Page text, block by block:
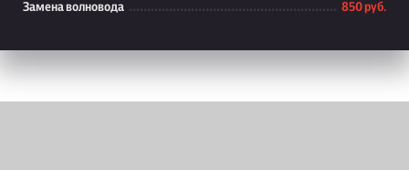
Замена волновода 850 руб.